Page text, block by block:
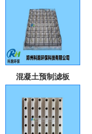
混凝土预制滤板